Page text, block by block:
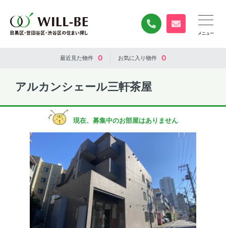
0120-840-834
無料お問い合
最近見た物件 0 お気に入り物件 0
アルカンシェール三軒茶屋
現在、募集中のお部屋はありません